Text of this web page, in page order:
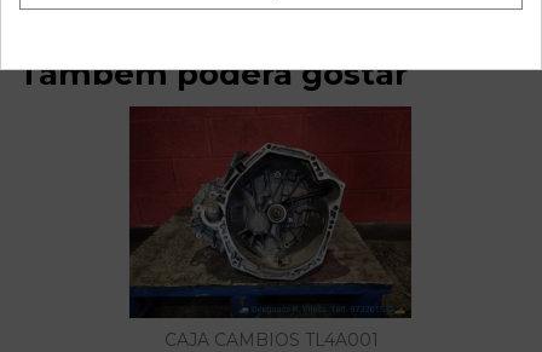
Também poderá gostar
CAJA CAMBIOS TL4A001